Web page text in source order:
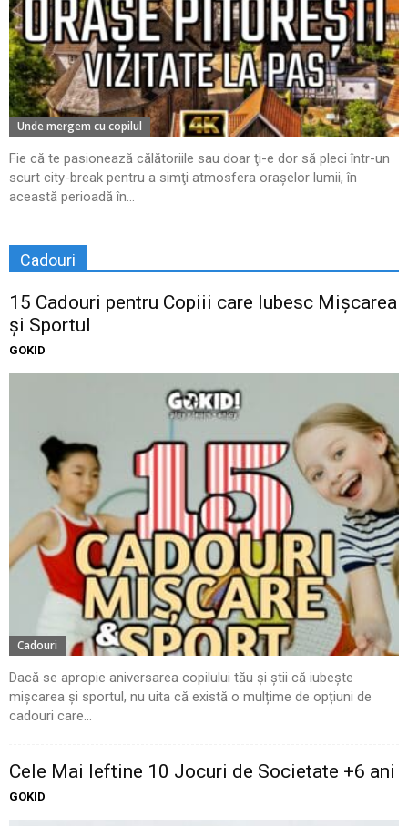
Unde mergem cu copilul
Fie că te pasionează călătoriile sau doar ţi-e dor să pleci într-un
scurt city-break pentru a simţi atmosfera oraşelor lumii, în
această perioadă în...
Cadouri
15 Cadouri pentru Copiii care Iubesc Mișcarea
și Sportul
GOKID
Cadouri
Dacă se apropie aniversarea copilului tău și știi că iubește
mișcarea și sportul, nu uita că există o mulțime de opțiuni de
cadouri care...
Cele Mai Ieftine 10 Jocuri de Societate +6 ani
GOKID